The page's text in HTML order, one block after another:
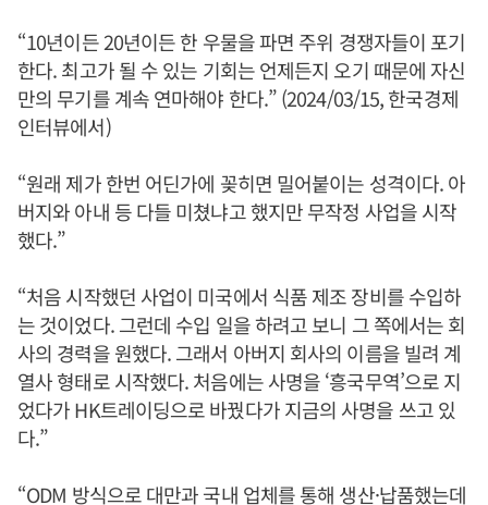
“10년이든 20년이든 한 우물을 파면 주위 경쟁자들이 포기
한다. 최고가 될 수 있는 기회는 언제든지 오기 때문에 자신
만의 무기를 계속 연마해야 한다.” (2024/03/15, 한국경제
인터뷰에서)
“원래 제가 한번 어딘가에 꽂히면 밀어붙이는 성격이다. 아
버지와 아내 등 다들 미쳤냐고 했지만 무작정 사업을 시작
했다.”
“처음 시작했던 사업이 미국에서 식품 제조 장비를 수입하
는 것이었다. 그런데 수입 일을 하려고 보니 그 쪽에서는 회
사의 경력을 원했다. 그래서 아버지 회사의 이름을 빌려 계
열사 형태로 시작했다. 처음에는 사명을 ‘흥국무역’으로 지
었다가 HK트레이딩으로 바꿨다가 지금의 사명을 쓰고 있
다.”
“ODM 방식으로 대만과 국내 업체를 통해 생산·납품했는데